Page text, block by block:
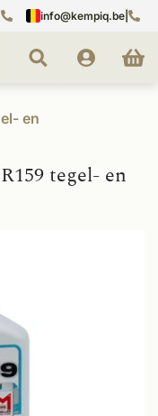
info@kempiq.be
en
tegel- en